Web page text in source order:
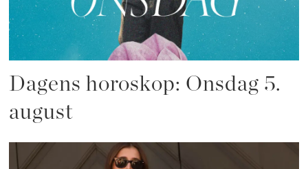
Dagens horoskop: Onsdag 5.
august